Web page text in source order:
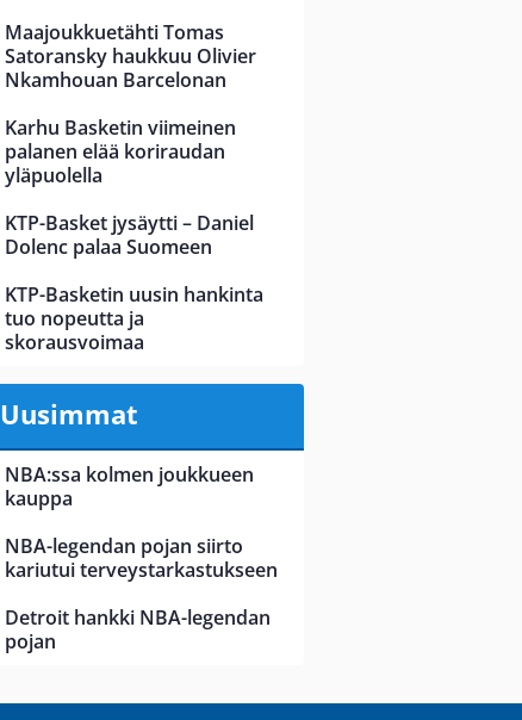
Maajoukkuetähti Tomas
Satoransky haukkuu Olivier
Nkamhouan Barcelonan
Karhu Basketin viimeinen
palanen elää koriraudan
yläpuolella
KTP-Basket jysäytti – Daniel
Dolenc palaa Suomeen
KTP-Basketin uusin hankinta
tuo nopeutta ja
skorausvoimaa
Uusimmat
NBA:ssa kolmen joukkueen
kauppa
NBA-legendan pojan siirto
kariutui terveystarkastukseen
Detroit hankki NBA-legendan
pojan